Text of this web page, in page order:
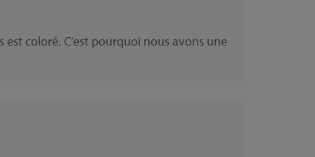
coloré. C’est pourquoi nous avons une